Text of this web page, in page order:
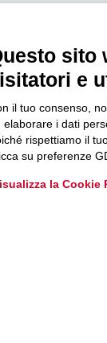
Newsletter
sempre
sito
e
il tuo consenso,
elaborare i dati
rispettiamo il
su preferenze
la Cookie